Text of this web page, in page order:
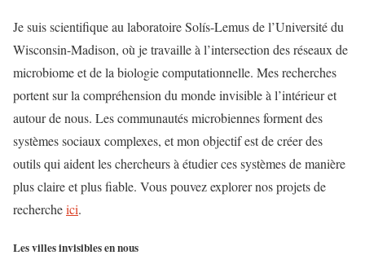
Je suis scientifique au laboratoire Solís-Lemus de l’Université du
Wisconsin-Madison, où je travaille à l’intersection des réseaux de
microbiome et de la biologie computationnelle. Mes recherches
portent sur la compréhension du monde invisible à l’intérieur et
autour de nous. Les communautés microbiennes forment des
systèmes sociaux complexes, et mon objectif est de créer des
outils qui aident les chercheurs à étudier ces systèmes de manière
plus claire et plus fiable. Vous pouvez explorer nos projets de
rechercheici.
Les villes invisibles en nous